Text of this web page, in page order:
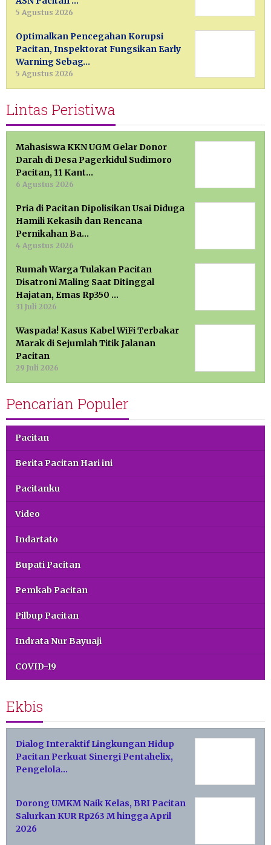
5 Agustus 2026
Optimalkan Pencegahan Korupsi
Pacitan, Inspektorat Fungsikan Early
Warning Sebag…
5 Agustus 2026
Lintas Peristiwa
Mahasiswa KKN UGM Gelar Donor
Darah di Desa Pagerkidul Sudimoro
Pacitan, 11 Kant…
6 Agustus 2026
Pria di Pacitan Dipolisikan Usai Diduga
Hamili Kekasih dan Rencana
Pernikahan Ba…
4 Agustus 2026
Rumah Warga Tulakan Pacitan
Disatroni Maling Saat Ditinggal
Hajatan, Emas Rp350 …
31 Juli 2026
Waspada! Kasus Kabel WiFi Terbakar
Marak di Sejumlah Titik Jalanan
Pacitan
29 Juli 2026
Pencarian Populer
Pacitan
Berita Pacitan Hari ini
Pacitanku
Video
Indartato
Bupati Pacitan
Pemkab Pacitan
Pilbup Pacitan
Indrata Nur Bayuaji
COVID-19
Ekbis
Dialog Interaktif Lingkungan Hidup
Pacitan Perkuat Sinergi Pentahelix,
Pengelola…
Dorong UMKM Naik Kelas, BRI Pacitan
Salurkan KUR Rp263 M hingga April
2026